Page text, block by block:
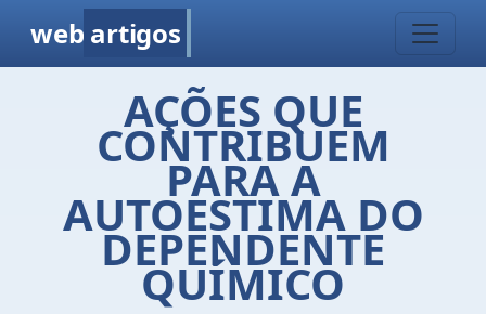
web artigos
AÇÕES QUE
CONTRIBUEM
PARA A
AUTOESTIMA DO
DEPENDENTE
QUÍMICO